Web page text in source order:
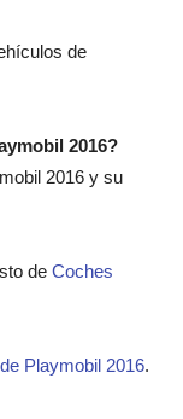
de
2016?
2016 y su
de Coches
Playmobil 2016.